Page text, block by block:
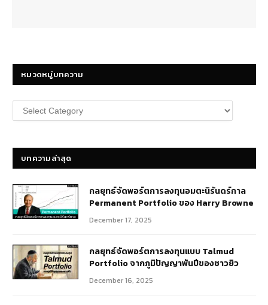
หมวดหมู่บทความ
หมวด
หมู่
บทความล่าสุด
กลยุทธ์​จัดพอร์ตการลงทุนอมตะนิรันดร์กาล
Permanent Portfolio ของ Harry Browne
December 17, 2025
กลยุทธ์จัดพอร์ตการลงทุนแบบ Talmud
Portfolio จากภูมิปัญญาพันปีของชาวยิว
December 16, 2025